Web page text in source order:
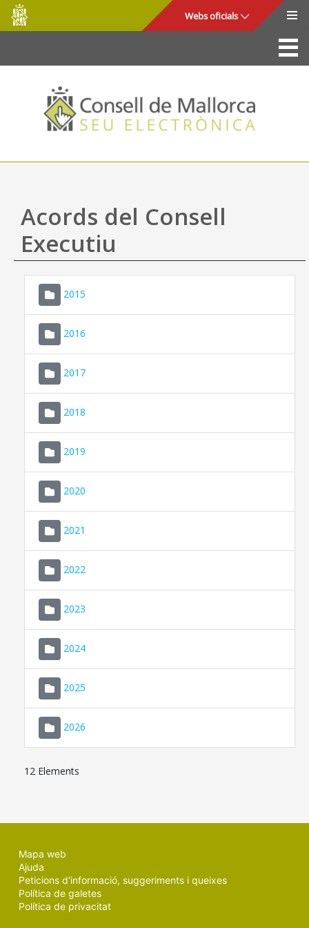
Salta al contingut principal
Consell
de
Mallorca
Webs oficials
La Seu
Consell de Mallorca
Accés i seguretat
Utilitats
Ajuda
Acords del Consell
Executiu
2015
2016
2017
2018
2019
2020
2021
2022
2023
2024
2025
2026
12 Elements
Mapa web
Ajuda
Peticions d'informació, suggeriments i queixes
Política de galetes
Política de privacitat